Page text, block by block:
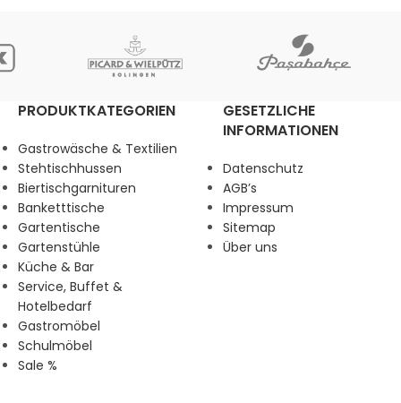
PRODUKTKATEGORIEN
Gastrowäsche & Textilien
Stehtischhussen
Biertischgarnituren
Banketttische
Gartentische
Gartenstühle
Küche & Bar
Service, Buffet &
Hotelbedarf
Gastromöbel
Schulmöbel
Sale %
GESETZLICHE
INFORMATIONEN
Datenschutz
AGB’s
Impressum
Sitemap
Über uns